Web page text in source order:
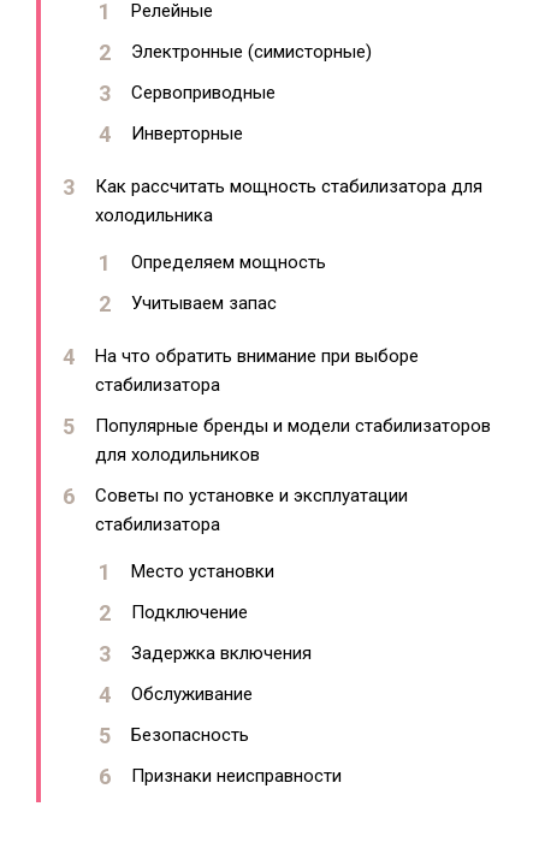
Релейные
Электронные (симисторные)
Сервоприводные
Инверторные
Как рассчитать мощность стабилизатора для
холодильника
Определяем мощность
Учитываем запас
На что обратить внимание при выборе
стабилизатора
Популярные бренды и модели стабилизаторов
для холодильников
Советы по установке и эксплуатации
стабилизатора
Место установки
Подключение
Задержка включения
Обслуживание
Безопасность
Признаки неисправности